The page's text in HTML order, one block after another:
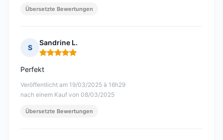
Übersetzte Bewertungen
S
Sandrine L.
Hinweis: 5 von 5
Veröffentlicht am 19/03/2025 à 16h29
nach einem Kauf von 08/03/2025
Perfekt
Übersetzte Bewertungen